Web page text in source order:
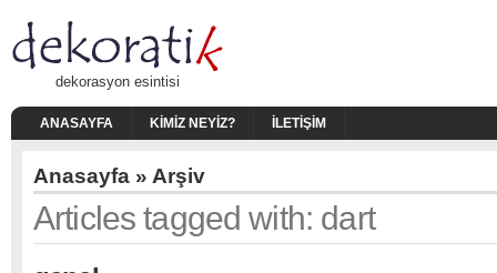
dekorasyon esintisi
ANASAYFA KIMIZ NEYIZ? İLETIŞIM
Anasayfa » Arşiv
Articles tagged with: dart